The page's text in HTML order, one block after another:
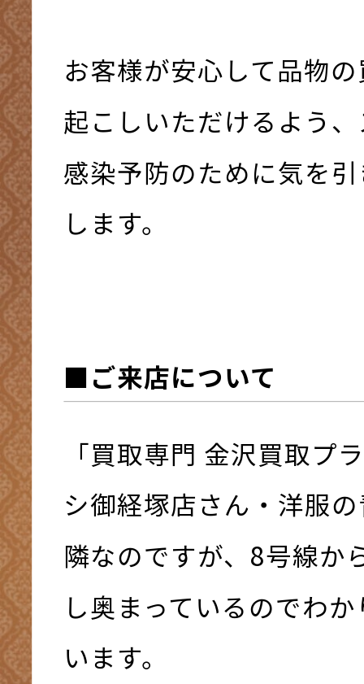
お客様が安心して品物
起こしいただけるよう
感染予防のために気を
します。
■ご来店について
「買取専門 金沢買取プ
シ御経塚店さん・洋服
隣なのですが、8号線か
し奥まっているのでわ
います。